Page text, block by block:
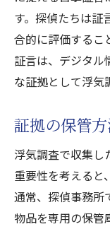
す。探偵たちは証
合的に評価するこ
証言は、デジタル
な証拠として浮気
証拠の保管
浮気調査で収集し
重要性を考えると
通常、探偵事務所
物品を専用の保管